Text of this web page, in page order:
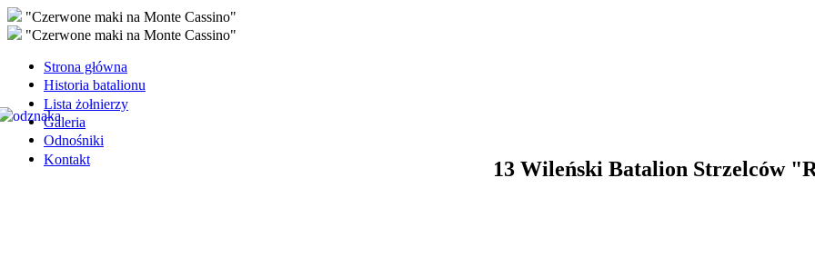
"Czerwone maki na Monte Cassino"
"Czerwone maki na Monte Cassino"
Strona główna
Historia batalionu
Lista żołnierzy
Galeria
Odnośniki
Kontakt
13 Wileński Batalion Strzelców